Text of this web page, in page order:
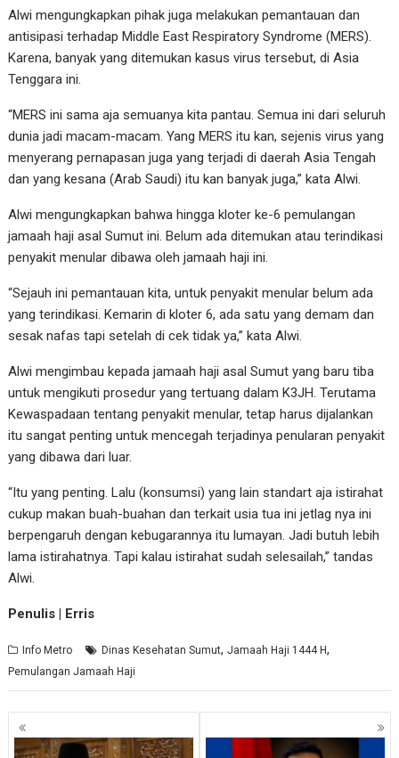
Alwi mengungkapkan pihak juga melakukan pemantauan dan
antisipasi terhadap Middle East Respiratory Syndrome (MERS).
Karena, banyak yang ditemukan kasus virus tersebut, di Asia
Tenggara ini.
“MERS ini sama aja semuanya kita pantau. Semua ini dari seluruh
dunia jadi macam-macam. Yang MERS itu kan, sejenis virus yang
menyerang pernapasan juga yang terjadi di daerah Asia Tengah
dan yang kesana (Arab Saudi) itu kan banyak juga,” kata Alwi.
Alwi mengungkapkan bahwa hingga kloter ke-6 pemulangan
jamaah haji asal Sumut ini. Belum ada ditemukan atau terindikasi
penyakit menular dibawa oleh jamaah haji ini.
“Sejauh ini pemantauan kita, untuk penyakit menular belum ada
yang terindikasi. Kemarin di kloter 6, ada satu yang demam dan
sesak nafas tapi setelah di cek tidak ya,” kata Alwi.
Alwi mengimbau kepada jamaah haji asal Sumut yang baru tiba
untuk mengikuti prosedur yang tertuang dalam K3JH. Terutama
Kewaspadaan tentang penyakit menular, tetap harus dijalankan
itu sangat penting untuk mencegah terjadinya penularan penyakit
yang dibawa dari luar.
“Itu yang penting. Lalu (konsumsi) yang lain standart aja istirahat
cukup makan buah-buahan dan terkait usia tua ini jetlag nya ini
berpengaruh dengan kebugarannya itu lumayan. Jadi butuh lebih
lama istirahatnya. Tapi kalau istirahat sudah selesailah,” tandas
Alwi.
Penulis | Erris
Info Metro Dinas Kesehatan Sumut,Jamaah Haji 1444 H,
Pemulangan Jamaah Haji
Navigasi
pos